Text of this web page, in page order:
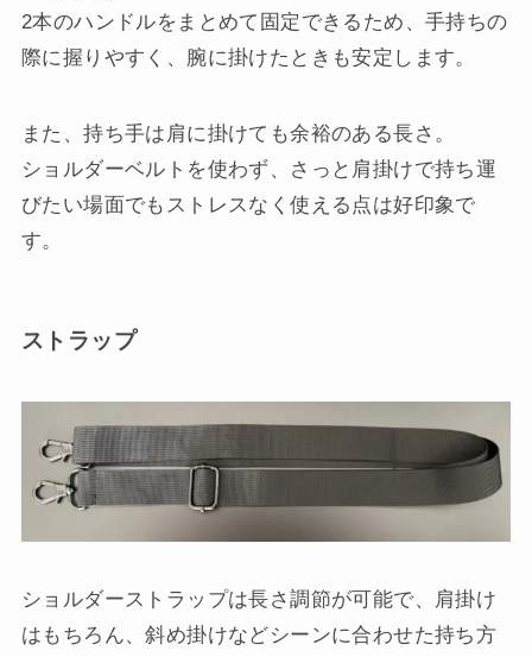
2本のハンドルをまとめて固定できるため、手持ちの
際に握りやすく、腕に掛けたときも安定します。
また、持ち手は肩に掛けても余裕のある長さ。
ショルダーベルトを使わず、さっと肩掛けで持ち運
びたい場面でもストレスなく使える点は好印象で
す。
ストラップ
ショルダーストラップは長さ調節が可能で、肩掛け
はもちろん、斜め掛けなどシーンに合わせた持ち方